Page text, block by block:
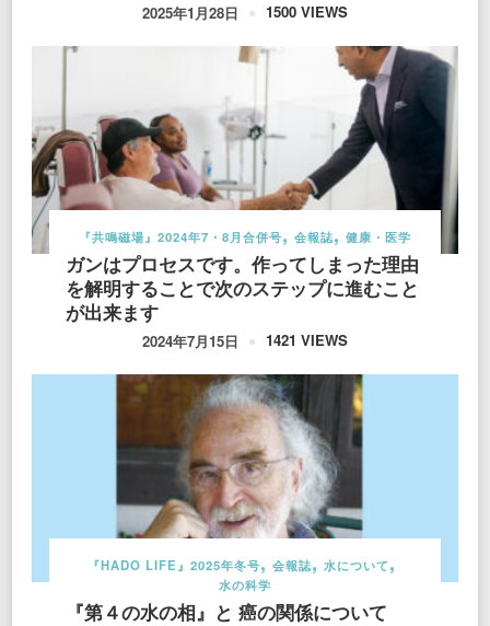
2025年1月28日 1500 VIEWS
『共鳴磁場』2024年7・8月合併号 会報誌 健康・医学
ガンはプロセスです。作ってしまった理由
を解明することで次のステップに進むこと
が出来ます
2024年7月15日 1421 VIEWS
『HADO LIFE』2025年冬号 会報誌
水について
水の科学
『第４の水の相』と 癌の関係について